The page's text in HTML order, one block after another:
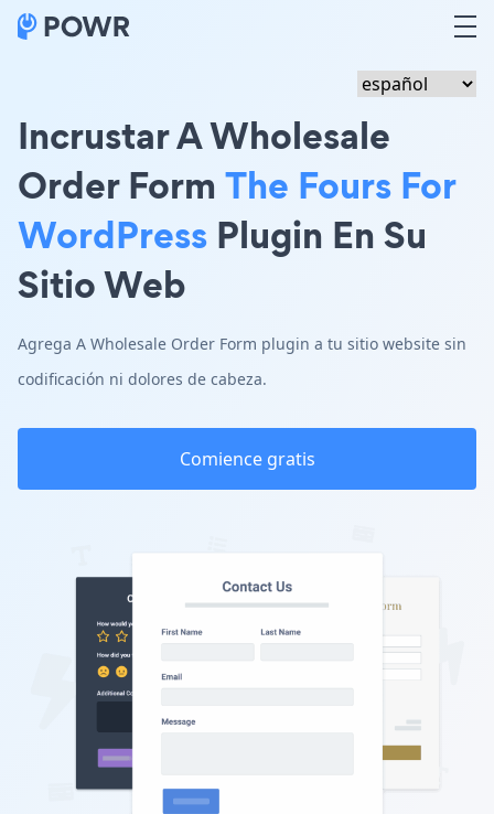
Incrustar A Wholesale
Order Form The Fours For
WordPress Plugin En Su
Sitio Web
Agrega A Wholesale Order Form plugin a tu sitio website sin
codificación ni dolores de cabeza.
Comience gratis